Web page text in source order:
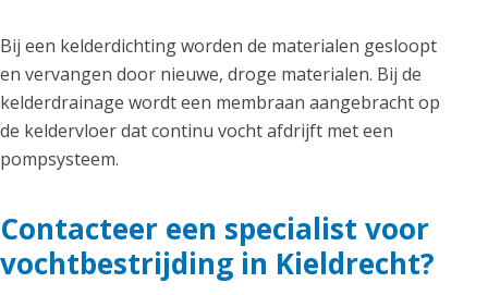
Bij een kelderdichting worden de materialen gesloopt
en vervangen door nieuwe, droge materialen. Bij de
kelderdrainage wordt een membraan aangebracht op
de keldervloer dat continu vocht afdrijft met een
pompsysteem.
Contacteer een specialist voor
vochtbestrijding in Kieldrecht?